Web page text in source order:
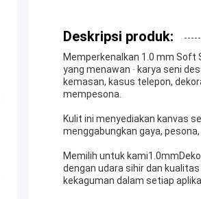
Deskripsi produk:
Memperkenalkan 1.0 mm Soft
yang menawan ∙ karya seni
kemasan, kasus telepon,
mempesona.
Kulit ini menyediakan kanvas
menggabungkan gaya,
Memilih untuk kami1.0mm
dengan udara sihir dan
kekaguman dalam setiap